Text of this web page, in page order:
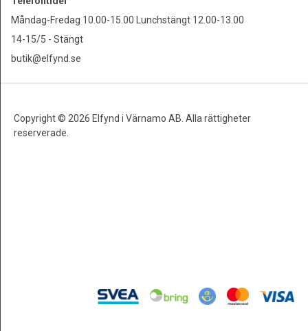
Måndag-Fredag 10.00-15.00 Lunchstängt 12.00-13.00
14-15/5 - Stängt
butik@elfynd.se
Copyright © 2026 Elfynd i Värnamo AB. Alla rättigheter
reserverade.